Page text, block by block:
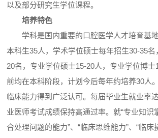
以及部分研究生学位课程。
培养特色
学科是国内重要的口腔医学人才培育基
本科生35人，学术学位硕士每年招生30-35
20名，专业学位硕士15-20人，专业学位博士
前均在本科阶段，计划今后每年约培养30人
临床能力得到广泛认可。每届毕业生就业率
业医师考试成绩保持高通过率。就“专业知识
合处理问题的能力”、“临床思维能力”、“临床